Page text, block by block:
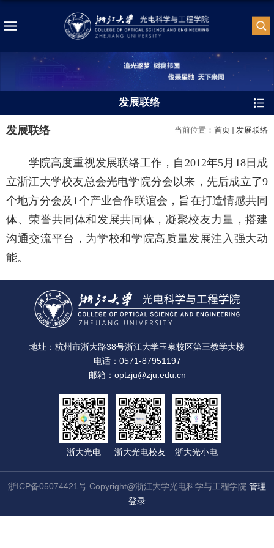
发展联络
当前位置： 首页 发展联络
发展联络
学院高度重视发展联络工作，自2012年5月18日成
立浙江大学校友总会光电学院分会以来，先后成立了9
个地方分会及1个产业合作联谊会，旨在打造情感共同
体、荣誉共同体和发展共同体，凝聚校友力量，搭建
沟通交流平台，为学校和学院高质量发展注入强大动
能。
地址：杭州市浙大路38号浙江大学玉泉校区第三教学大楼
电话：0571-87951197
邮箱：optzju@zju.edu.cn
浙大光电 浙大光电校友 浙大光小电
浙ICP备05074421号 Copyright@浙江大学光电科学与工程学院 管理
登录